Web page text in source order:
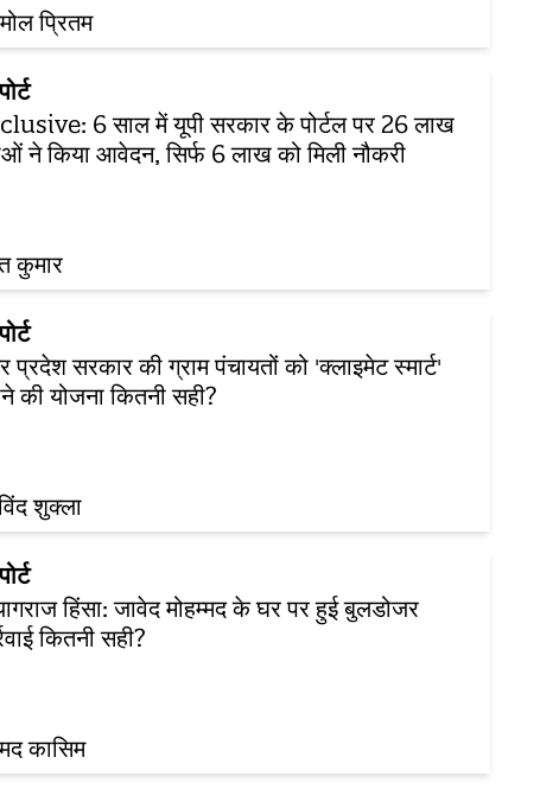
प्रितम
6 साल में यूपी सरकार के पोर्टल पर 26 लाख
ने किया आवेदन, सिर्फ 6 लाख को मिली नौकरी
कुमार
प्रदेश सरकार की ग्राम पंचायतों को 'क्लाइमेट स्मार्ट'
की योजना कितनी सही?
शुक्ला
हिंसा: जावेद मोहम्मद के घर पर हुई बुलडोजर
कितनी सही?
कासिम